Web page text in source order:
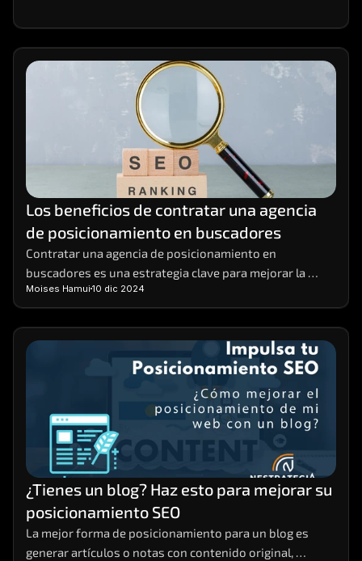
están buscando lo que ofreces.
Los beneficios de contratar una agencia
de posicionamiento en buscadores
Contratar una agencia de posicionamiento en
buscadores es una estrategia clave para mejorar la
visibilidad de tu negocio en línea.  Estas agencias
ofrecen el conocimiento y la experiencia necesarios
para implementar prácticas de SEO efectivas que
aumentan el tráfico orgánico y potencian tus ventas.
Moises Hamui 10 dic 2024
¿Tienes un blog? Haz esto para mejorar su
posicionamiento SEO
La mejor forma de posicionamiento para un blog es
generar artículos o notas con contenido original,